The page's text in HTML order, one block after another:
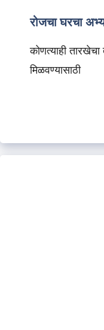
रोजचा घरचा
कोणत्याही
मिळवण्यासाठी